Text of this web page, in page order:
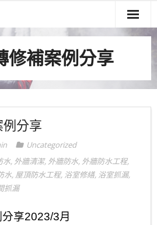
修補案例分享
分享
Uncategorized
水, 外牆清潔, 外牆防水, 外牆防水工程,
水, 屋頂防水工程, 浴室修繕, 浴室抓漏,
抓漏
享2023/3月